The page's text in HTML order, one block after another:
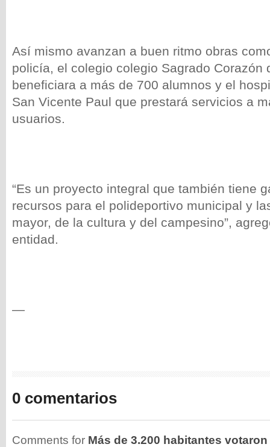
Así mismo avanzan a buen ritmo obras
policía, el colegio colegio Sagrado Corazón
beneficiara a más de 700 alumnos y el
San Vicente Paul que prestará servicios a
usuarios.
“Es un proyecto integral que también tiene
recursos para el polideportivo municipal y
mayor, de la cultura y del campesino”,
entidad.
—
0 comentarios
Comments for Más de 3.200 habitantes